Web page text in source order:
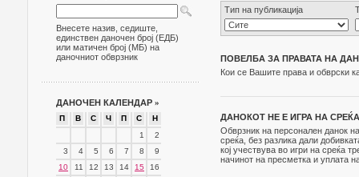
Внесете назив, седиште,
единствен даночен број (ЕДБ)
или матичен број (МБ) на
даночниот обврзник
ДАНОЧЕН КАЛЕНДАР »
П В С Ч П С
Н
1
2
3
4 5 6 7 8
9
10
11 12 13 14 15
16
Тип на публикација
ПОВЕЛБА ЗА ПРАВАТА НА
Кои се Вашите права и обврски
ДАНОКОТ НЕ Е ИГРА НА
Обврзник на персонален данок
среќа, без разлика дали
кој учествува во игри на среќа
начинот на пресметка и уплата